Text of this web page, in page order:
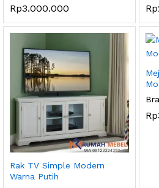
Rp3.000.000 Rp
Rak TV Simple Modern
Warna Putih
Rp